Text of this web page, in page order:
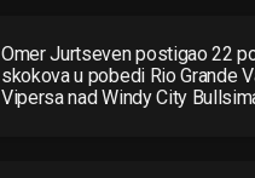
Omer Jurtseven postigao 22
skokova u pobedi Rio Grande
Vipersa nad Windy City